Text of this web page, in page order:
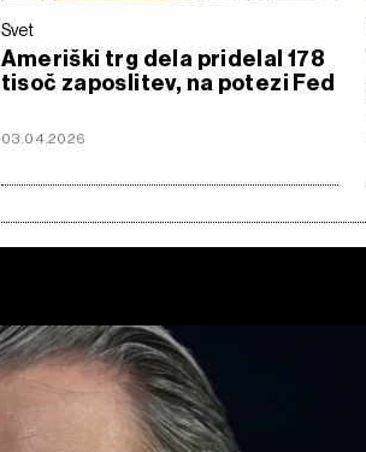
Svet
Ameriški trg dela pridelal 178
tisoč zaposlitev, na potezi Fed
03.04.2026